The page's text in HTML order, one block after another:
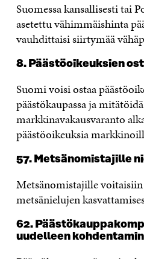
Suomessa kansallisesti tai
asetettu vähimmäishinta
vauhdittaisi siirtymää
8. Päästöoikeuksien
Suomi voisi ostaa
päästökaupassa ja
markkinavakausvaranto
päästöoikeuksia
57. Metsänomistajille
Metsänomistajille voitaisiin
metsänielujen
62.
uudelleen